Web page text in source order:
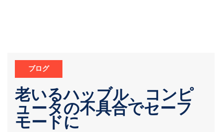
ブログ
老いるハッブル、コンピ
ュータの不具合でセーフ
モードに